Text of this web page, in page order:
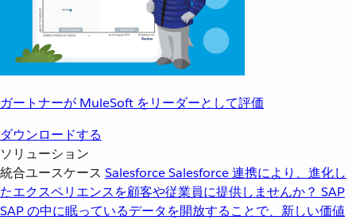
ガートナーが MuleSoft をリーダーとして評価
ダウンロードする
ソリューション
統合ユースケース SalesforceSalesforce 連携により、進化し
たエクスペリエンスを顧客や従業員に提供しませんか？ SAP
SAP の中に眠っているデータを開放することで、新しい価値